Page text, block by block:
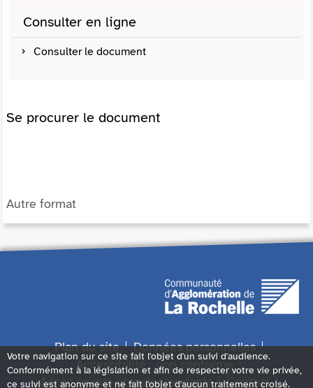
Consulter en ligne
Consulter le document
Se procurer le document
Autre format
Plan du site
Données personnelles
Accessibilité : non conforme
Accès sourds et malentendants
Contact
Votre navigation sur ce site fait l'objet d'un suivi d'audience.
Conformément à la législation et afin de respecter votre vie privée,
ce suivi est anonyme et ne fait l'objet d'aucun traitement croisé.